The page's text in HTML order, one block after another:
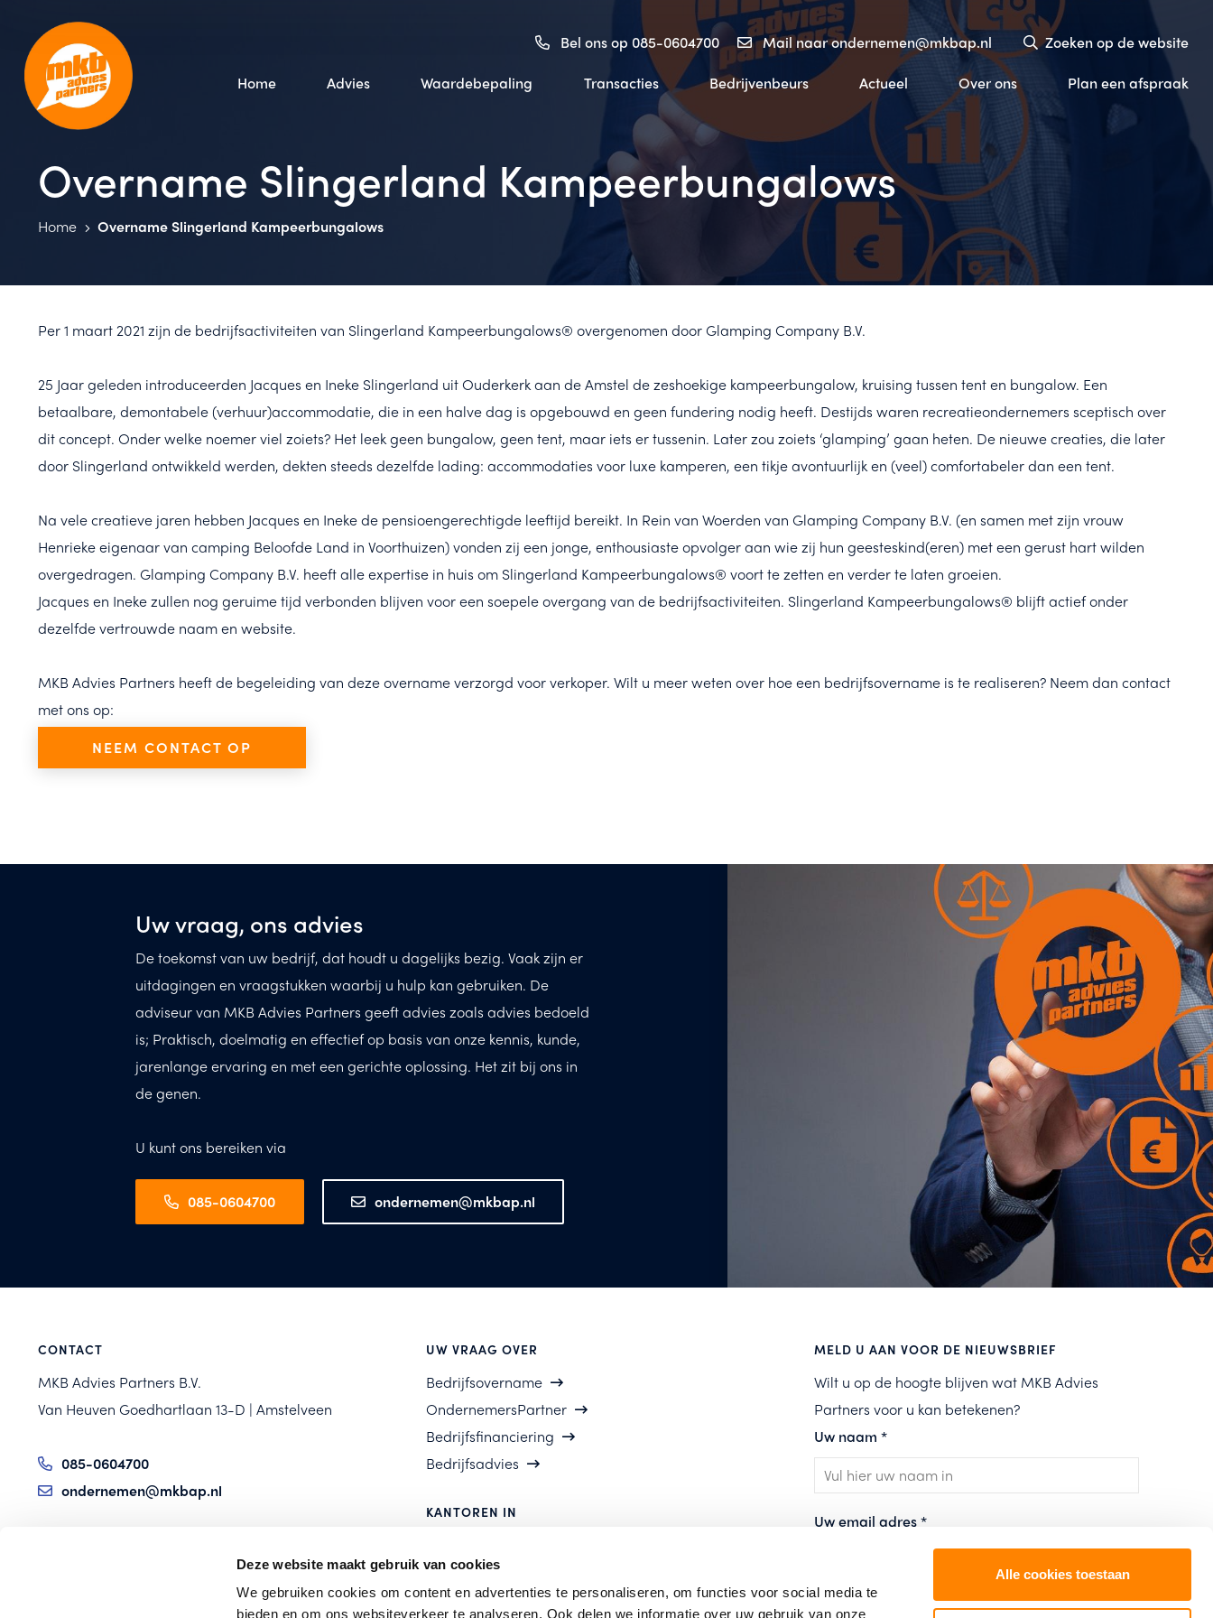
Deze website maakt gebruik van cookies
We gebruiken cookies om content en advertenties te personaliseren, om functies voor social media te
bieden en om ons websiteverkeer te analyseren. Ook delen we informatie over uw gebruik van onze
Alle cookies toestaan
Bel ons op 085-0604700 Mail naar ondernemen@mkbap.nl
Zoeken op de website
Home
Advies Waardebepaling Transacties Bedrijvenbeurs Actueel Over ons Plan een afspraak
Overname Slingerland Kampeerbungalows
Home Overname Slingerland Kampeerbungalows
Per 1 maart 2021 zijn de bedrijfsactiviteiten van Slingerland Kampeerbungalows® overgenomen door Glamping Company B.V.
25 Jaar geleden introduceerden Jacques en Ineke Slingerland uit Ouderkerk aan de Amstel de zeshoekige kampeerbungalow, kruising tussen tent en bungalow. Een
betaalbare, demontabele (verhuur)accommodatie, die in een halve dag is opgebouwd en geen fundering nodig heeft. Destijds waren recreatieondernemers sceptisch over
dit concept. Onder welke noemer viel zoiets? Het leek geen bungalow, geen tent, maar iets er tussenin. Later zou zoiets ‘glamping’ gaan heten. De nieuwe creaties, die later
door Slingerland ontwikkeld werden, dekten steeds dezelfde lading: accommodaties voor luxe kamperen, een tikje avontuurlijk en (veel) comfortabeler dan een tent.
Na vele creatieve jaren hebben Jacques en Ineke de pensioengerechtigde leeftijd bereikt. In Rein van Woerden van Glamping Company B.V. (en samen met zijn vrouw
Henrieke eigenaar van camping Beloofde Land in Voorthuizen) vonden zij een jonge, enthousiaste opvolger aan wie zij hun geesteskind(eren) met een gerust hart wilden
overgedragen. Glamping Company B.V. heeft alle expertise in huis om Slingerland Kampeerbungalows® voort te zetten en verder te laten groeien.
Jacques en Ineke zullen nog geruime tijd verbonden blijven voor een soepele overgang van de bedrijfsactiviteiten. Slingerland Kampeerbungalows® blijft actief onder
dezelfde vertrouwde naam en website.
MKB Advies Partners heeft de begeleiding van deze overname verzorgd voor verkoper. Wilt u meer weten over hoe een bedrijfsovername is te realiseren? Neem dan contact
met ons op:
NEEM CONTACT OP
Uw vraag, ons advies
De toekomst van uw bedrijf, dat houdt u dagelijks bezig. Vaak zijn er
uitdagingen en vraagstukken waarbij u hulp kan gebruiken. De
adviseur van MKB Advies Partners geeft advies zoals advies bedoeld
is; Praktisch, doelmatig en effectief op basis van onze kennis, kunde,
jarenlange ervaring en met een gerichte oplossing. Het zit bij ons in
de genen.
U kunt ons bereiken via
085-0604700 ondernemen@mkbap.nl
CONTACT
MKB Advies Partners B.V.
Van Heuven Goedhartlaan 13-D | Amstelveen
085-0604700
ondernemen@mkbap.nl
MKB Advies Partners zijn specialisten met up to
UW VRAAG OVER
Bedrijfsovername
OndernemersPartner
Bedrijfsfinanciering
Bedrijfsadvies
KANTOREN IN
Houten
MELD U AAN VOOR DE NIEUWSBRIEF
Wilt u op de hoogte blijven wat MKB Advies
Partners voor u kan betekenen?
Uw naam *
Uw email adres*